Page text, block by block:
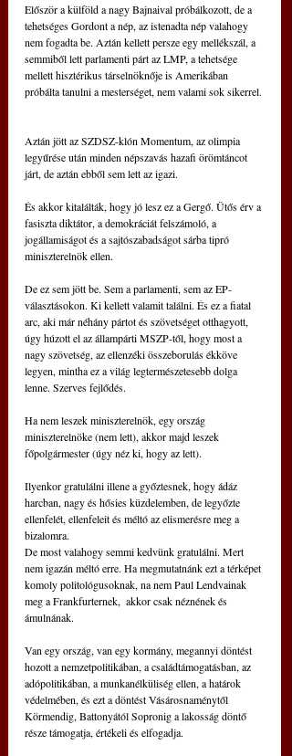
Először a külföld a nagy Bajnaival próbálkozott, de a
tehetséges Gordont a nép, az istenadta nép valahogy
nem fogadta be. Aztán kellett persze egy mellékszál, a
semmiből lett parlamenti párt az LMP, a tehetsége
mellett hisztérikus társelnöknője is Amerikában
próbálta tanulni a mesterséget, nem valami sok sikerrel.
Aztán jött az SZDSZ-klón Momentum, az olimpia
legyűrése után minden népszavás hazafi örömtáncot
járt, de aztán ebből sem lett az igazi.
És akkor kitalálták, hogy jó lesz ez a Gergő. Ütős érv a
fasiszta diktátor, a demokráciát felszámoló, a
jogállamiságot és a sajtószabadságot sárba tipró
miniszterelnök ellen.
De ez sem jött be. Sem a parlamenti, sem az EP-
választásokon. Ki kellett valamit találni. És ez a fiatal
arc, aki már néhány pártot és szövetséget otthagyott,
úgy húzott el az állampárti MSZP-től, hogy most a
nagy szövetség, az ellenzéki összeborulás ékköve
legyen, mintha ez a világ legtermészetesebb dolga
lenne. Szerves fejlődés.
Ha nem leszek miniszterelnök, egy ország
miniszterelnöke (nem lett), akkor majd leszek
főpolgármester (úgy néz ki, hogy az lett).
Ilyenkor gratulálni illene a győztesnek, hogy ádáz
harcban, nagy és hősies küzdelemben, de legyőzte
ellenfelét, ellenfeleit és méltó az elismerésre meg a
bizalomra.
De most valahogy semmi kedvünk gratulálni. Mert
nem igazán méltó erre. Ha megmutatnánk ezt a térképet
komoly politológusoknak, na nem Paul Lendvainak
meg a Frankfurternek,  akkor csak néznének és
ámulnának.
Van egy ország, van egy kormány, megannyi döntést
hozott a nemzetpolitikában, a családtámogatásban, az
adópolitikában, a munkanélküliség ellen, a határok
védelmében, és ezt a döntést Vásárosnaménytől
Körmendig, Battonyától Sopronig a lakosság döntő
része támogatja, értékeli és elfogadja.